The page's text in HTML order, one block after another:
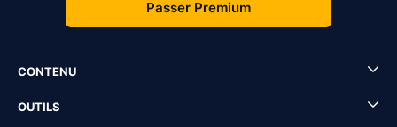
Passer Premium
CONTENU
OUTILS